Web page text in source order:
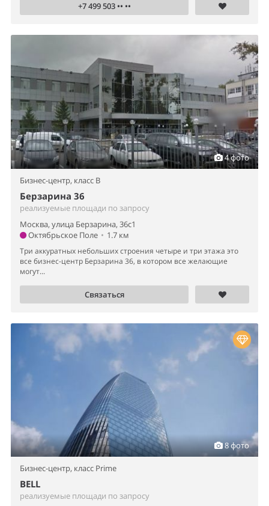
+7 499 503 •• ••
4 фото
Бизнес-центр, класс B
Берзарина 36
реализуемые площади по запросу
Москва, улица Берзарина, 36с1
Октябрьское Поле • 1.7 км
Три аккуратных небольших строения четыре и три этажа это
все бизнес-центр Берзарина 36, в котором все желающие
могут...
Связаться
8 фото
Бизнес-центр, класс Prime
BELL
реализуемые площади по запросу